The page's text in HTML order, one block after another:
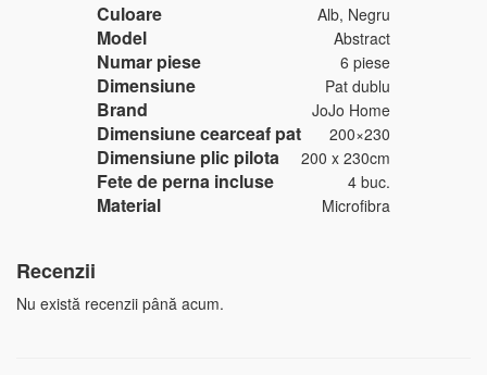
Culoare Alb, Negru
Model Abstract
Numar piese 6 piese
Dimensiune Pat dublu
Brand JoJo Home
Dimensiune cearceaf pat 200×230
Dimensiune plic pilota 200 x 230cm
Fete de perna incluse 4 buc.
Material Microfibra
Recenzii
Nu există recenzii până acum.